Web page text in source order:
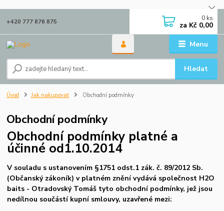
Menu
Hledat
+420 777 876 875 0 ks
za Kč 0,00
Úvod Jak nakupovat Obchodní podmínky
Obchodní podmínky
Obchodní podmínky platné a
účinné od1.10.2014
V souladu s ustanovením §1751 odst.1 zák. č. 89/2012 Sb.
(Občanský zákoník) v platném znění vydává společnost H2O
baits - Otradovský Tomáš tyto obchodní podmínky, jež jsou
nedílnou součástí kupní smlouvy, uzavřené mezi: